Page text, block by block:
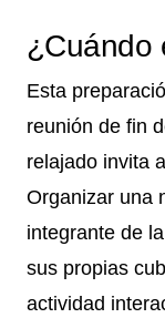
¿Cuándo
Esta
reunión de fin
relajado invita
Organizar una
integrante de
sus propias
actividad